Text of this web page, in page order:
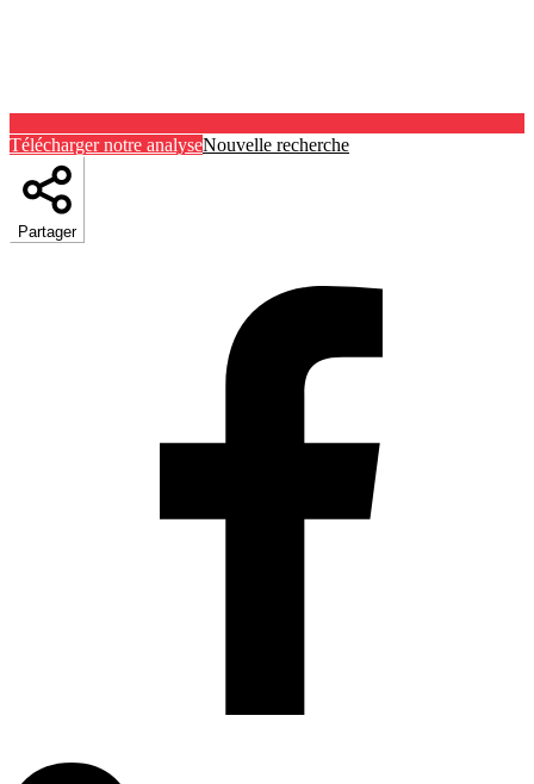
Télécharger notre analyseNouvelle recherche
Partager